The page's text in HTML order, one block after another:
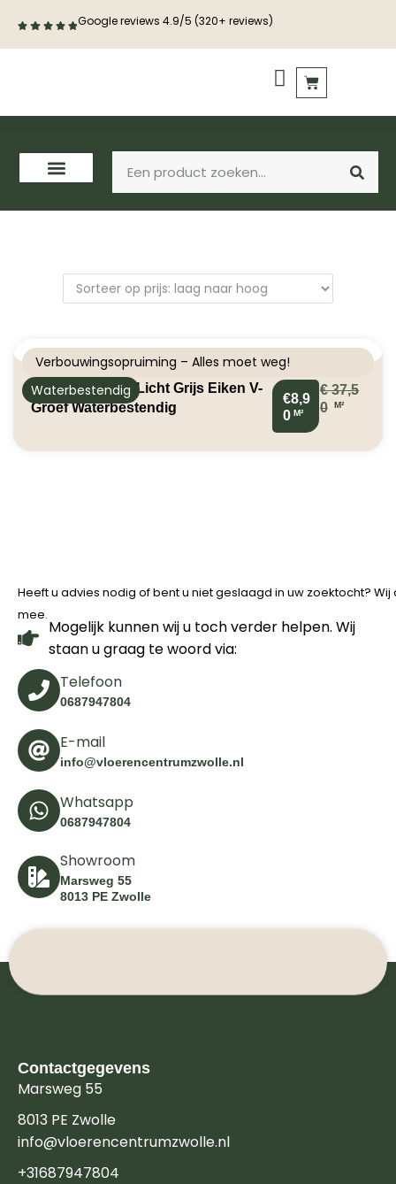
Google reviews 4.9/5 (320+ reviews)
Verbouwingsopruiming – Alles moet weg!
Waterbestendig
Aqua Laminaat Licht Grijs Eiken V-
Groef Waterbestendig
€8,9
0 M²
€37,5
0
M²
Heeft u advies nodig of bent u niet geslaagd in uw zoektocht?
mee.
Mogelijk kunnen wij u toch verder helpen. Wij
staan u graag te woord via:
Telefoon
0687947804
E-mail
info@vloerencentrumzwolle.nl
Whatsapp
0687947804
Showroom
Marsweg 55
8013 PE Zwolle
Contactgegevens
Marsweg 55
8013 PE Zwolle
info@vloerencentrumzwolle.nl
+31687947804